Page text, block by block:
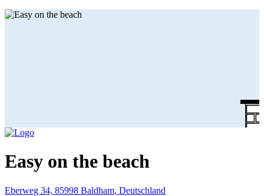
Easy on the beach
Eberweg 34, 85998 Baldham, Deutschland